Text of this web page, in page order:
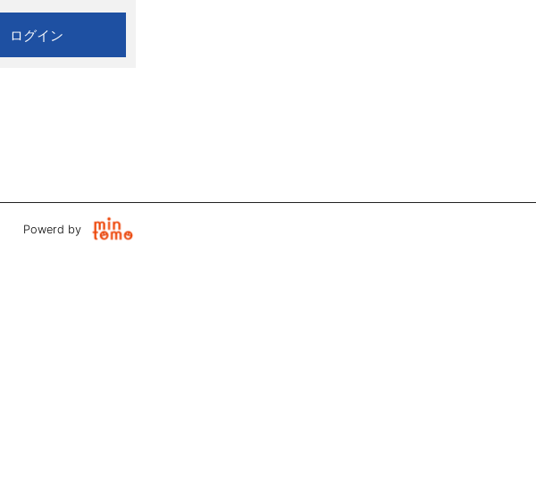
Powerd by